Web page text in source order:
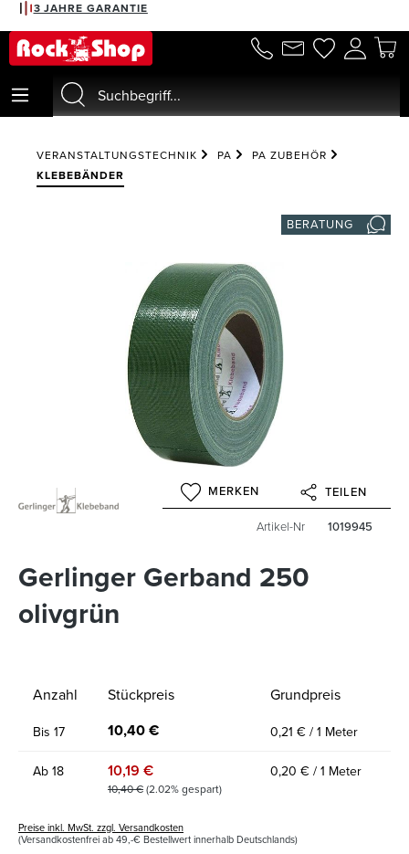
springen
3 JAHRE GARANTIE
VERANSTALTUNGSTECHNIK PA
PA ZUBEHÖR
KLEBEBÄNDER
BERATUNG
MERKEN TEILEN
Artikel-Nr 1019945
Gerlinger Gerband 250
olivgrün
Anzahl Stückpreis Grundpreis
Bis 17 10,40 € 0,21 € / 1 Meter
Ab 18 10,19 €
10,40 €(2.02% gespart)
0,20 € / 1 Meter
Preise inkl. MwSt. zzgl. Versandkosten
(Versandkostenfrei ab 49,-€ Bestellwert innerhalb Deutschlands)